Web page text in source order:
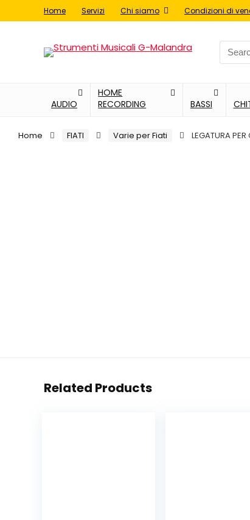
Home Servizi Chi siamo Condizioni di
Search
for:
AUDIO
HOME
RECORDING
BASSI
Home FIATI Varie per Fiati LEGATURA
Related Products